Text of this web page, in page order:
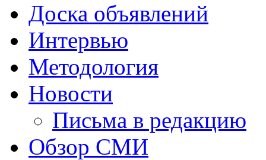
Доска объявлений
Интервью
Методология
Новости
Письма в редакцию
Обзор СМИ